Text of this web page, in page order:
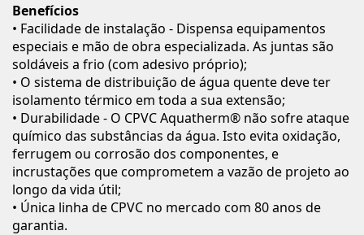
Benefícios
• Facilidade de instalação - Dispensa equipamentos
especiais e mão de obra especializada. As juntas são
soldáveis a frio (com adesivo próprio);
• O sistema de distribuição de água quente deve ter
isolamento térmico em toda a sua extensão;
• Durabilidade - O CPVC Aquatherm® não sofre ataque
químico das substâncias da água. Isto evita oxidação,
ferrugem ou corrosão dos componentes, e
incrustações que comprometem a vazão de projeto ao
longo da vida útil;
• Única linha de CPVC no mercado com 80 anos de
garantia.